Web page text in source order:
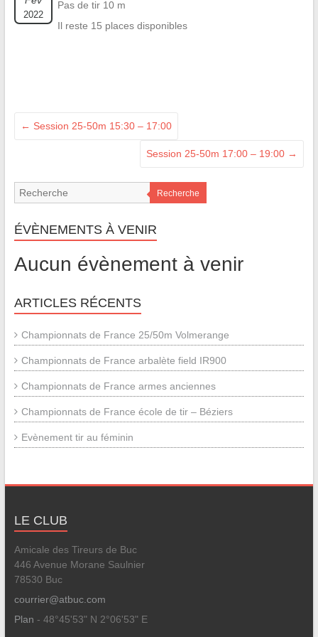
2022
Pas de tir 10 m
Il reste 15 places disponibles
← Session 25-50m 15:30 – 17:00
Session 25-50m 17:00 – 19:00 →
Recherche
ÉVÈNEMENTS À VENIR
Aucun évènement à venir
ARTICLES RÉCENTS
Championnats de France 25/50m Volmerange
Championnats de France arbalète field IR900
Championnats de France armes anciennes
Championnats de France école de tir – Béziers
Evènement tir au féminin
LE CLUB
Amicale des Tireurs de Buc
446 Avenue Morane Saulnier
78530 Buc
courrier@atbuc.com
Plan - 48°45'53" N 2°06'53" E